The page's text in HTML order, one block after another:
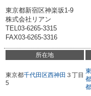
東京都新宿区神楽坂1-9
株式会社リアン
TEL03-6265-3315
FAX03-6265-3316
所在地
東京都千代田区西神田 ３丁目
5